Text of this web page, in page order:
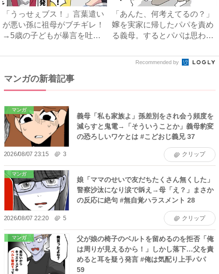
「うっせぇブス！」言葉遣い
が悪い孫に祖母がブチギレ！
→5歳の子どもが暴言を吐く
「あんた、何考えてるの？」
嫁を実家に帰したパパを責め
る義母。するとパパは思わ
Recommended by
マンガの新着記事
マンガ
義母「私も家族よ」孫差別をされ会う頻度を
減らすと鬼電→「そういうことか」義母豹変
の恐ろしいワケとは #こどおじ義兄 37
2026/08/07 23:15 3 クリップ
マンガ
娘「ママのせいで友だちたくさん無くした」
警察沙汰になり涙で訴え→母「え？」まさか
の反応に絶句 #無自覚ハラスメント 28
2026/08/07 22:20 5 クリップ
マンガ
父が娘の椅子のベルトを留めるのを拒否「俺
は周りが見えるから！」しかし落下…父を責
めると耳を疑う発言 #俺は気配り上手パパ
59